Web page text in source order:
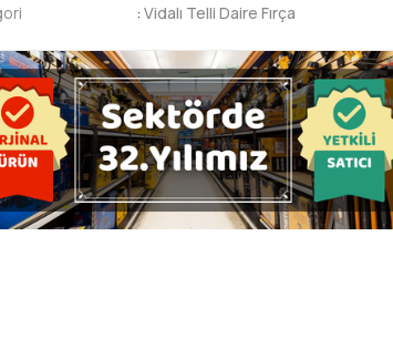
:Vidalı Telli Daire Fırça